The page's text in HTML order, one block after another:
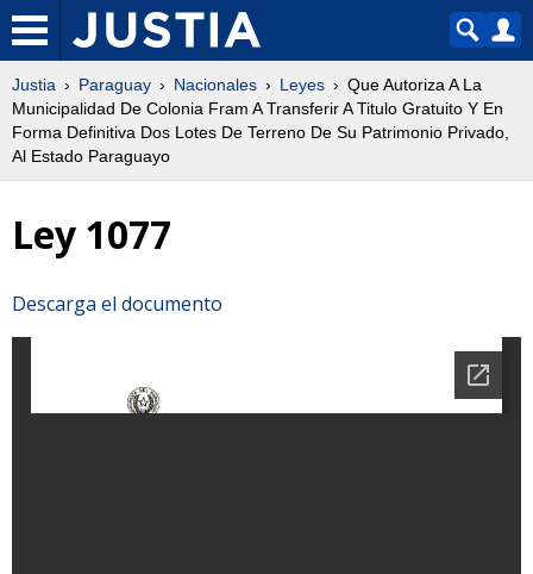
Justia Paraguay Nacionales Leyes
Que Autoriza A La
Municipalidad De Colonia Fram A Transferir A Titulo Gratuito Y En
Forma Definitiva Dos Lotes De Terreno De Su Patrimonio Privado,
Al Estado Paraguayo
Ley 1077
Descarga el documento